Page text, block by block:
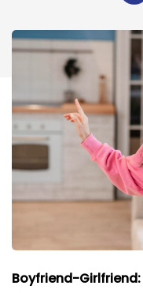
Boyfriend-Girlfriend: